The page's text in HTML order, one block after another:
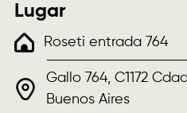
Lugar
Roseti entrada 764
Gallo 764, C1172
Buenos Aires